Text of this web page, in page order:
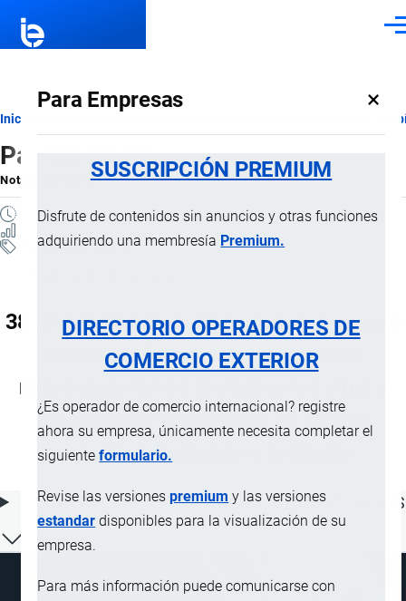
Para Empresas ×
SUSCRIPCIÓN PREMIUM
Disfrute de contenidos sin anuncios y otras funciones
adquiriendo una membresía Premium.
DIRECTORIO OPERADORES DE
COMERCIO EXTERIOR
¿Es operador de comercio internacional? registre
ahora su empresa, únicamente necesita completar el
siguienteformulario.
Revise las versionespremium y las versiones
estandar disponibles para la visualización de su
empresa.
Para más información puede comunicarse con
Ruta
de
navegación
Inicio
Partida 38.21
Nota ExplicativaporImportaciones …, 18 Julio, 2024
2 MINUTOS
Notas Explicativas
38.21 Medios de cultivo preparados para
el desarrollo o mantenimiento de
microorganismos (incluidos los virus y
organismos similares) o de células
vegetales, humanas o animales
ÍNDICE DE CONTENIDOS